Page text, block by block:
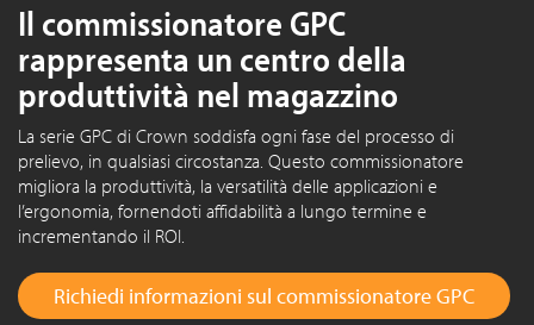
Il commissionatore GPC
rappresenta un centro della
produttività nel magazzino
La serie GPC di Crown soddisfa ogni fase del processo di
prelievo, in qualsiasi circostanza. Questo commissionatore
migliora la produttività, la versatilità delle applicazioni e
l’ergonomia, fornendoti affidabilità a lungo termine e
incrementando il ROI.
Richiedi informazioni sul commissionatore GPC